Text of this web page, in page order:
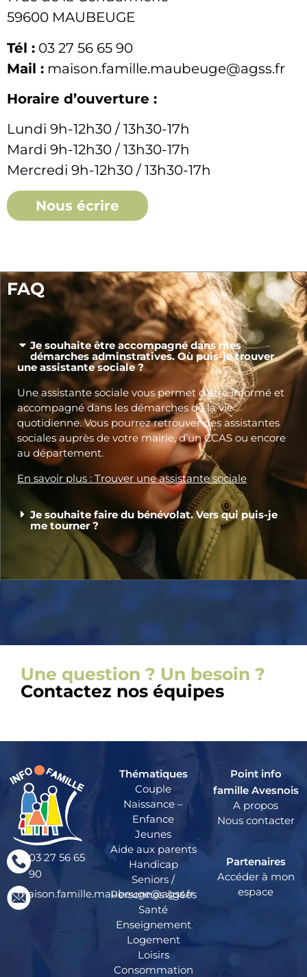
59600 MAUBEUGE
Tél : 03 27 56 65 90
Mail : maison.famille.maubeuge@agss.fr
Horaire d’ouverture :
Lundi 9h-12h30 / 13h30-17h
Mardi 9h-12h30 / 13h30-17h
Mercredi 9h-12h30 / 13h30-17h
Nous écrire
FAQ
Je souhaite être accompagné dans mes
démarches adminstratives. Où puis-je trouver
une assistante sociale ?
Une assistante sociale vous permet d’être informé et
accompagné dans les démarches de la vie
quotidienne. Vous pourrez retrouver des assistantes
sociales auprès de votre mairie, d’un CCAS ou encore
au département.
En savoir plus : Trouver une assistante sociale
Je souhaite faire du bénévolat. Vers qui puis-je
me tourner ?
Une question ? Un besoin ?
Contactez nos équipes
03 27 56 65
90
maison.famille.maubeuge@agss.fr
Thématiques
Couple
Naissance –
Enfance
Jeunes
Aide aux parents
Handicap
Seniors /
Personnes âgées
Santé
Enseignement
Logement
Loisirs
Consommation
Point info
famille Avesnois
A propos
Nous contacter
Partenaires
Accéder à mon
espace